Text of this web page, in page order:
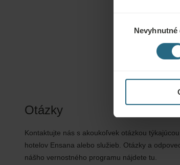
súhlasuNevyhnutné
Otázky
Kontaktujte nás s akoukoľvek otázkou
hotelov Ensana alebo služieb. Otázky a
nášho vernostného programu nájdete tu.